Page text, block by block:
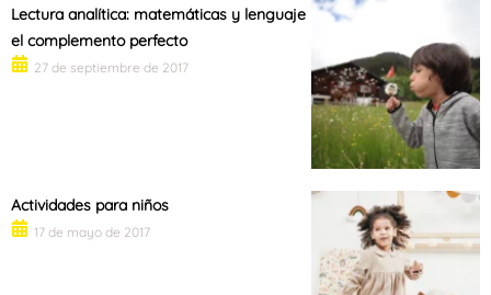
Lectura analítica: matemáticas y lenguaje
el complemento perfecto
27 de septiembre de 2017
Actividades para niños
17 de mayo de 2017